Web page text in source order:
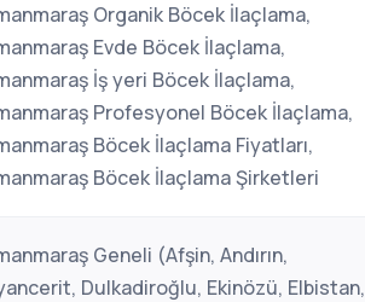
Organik Böcek İlaçlama,
Evde Böcek İlaçlama,
İş yeri Böcek İlaçlama,
Profesyonel Böcek İlaçlama,
Böcek İlaçlama Fiyatları,
Böcek İlaçlama Şirketleri
Geneli (Afşin, Andırın,
Dulkadiroğlu, Ekinözü, Elbistan,